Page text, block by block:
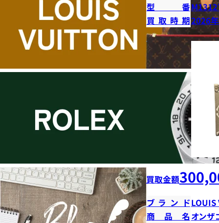
型番
買取時期2026
買取金額
ブランドLOUIS
商品名 オンザ